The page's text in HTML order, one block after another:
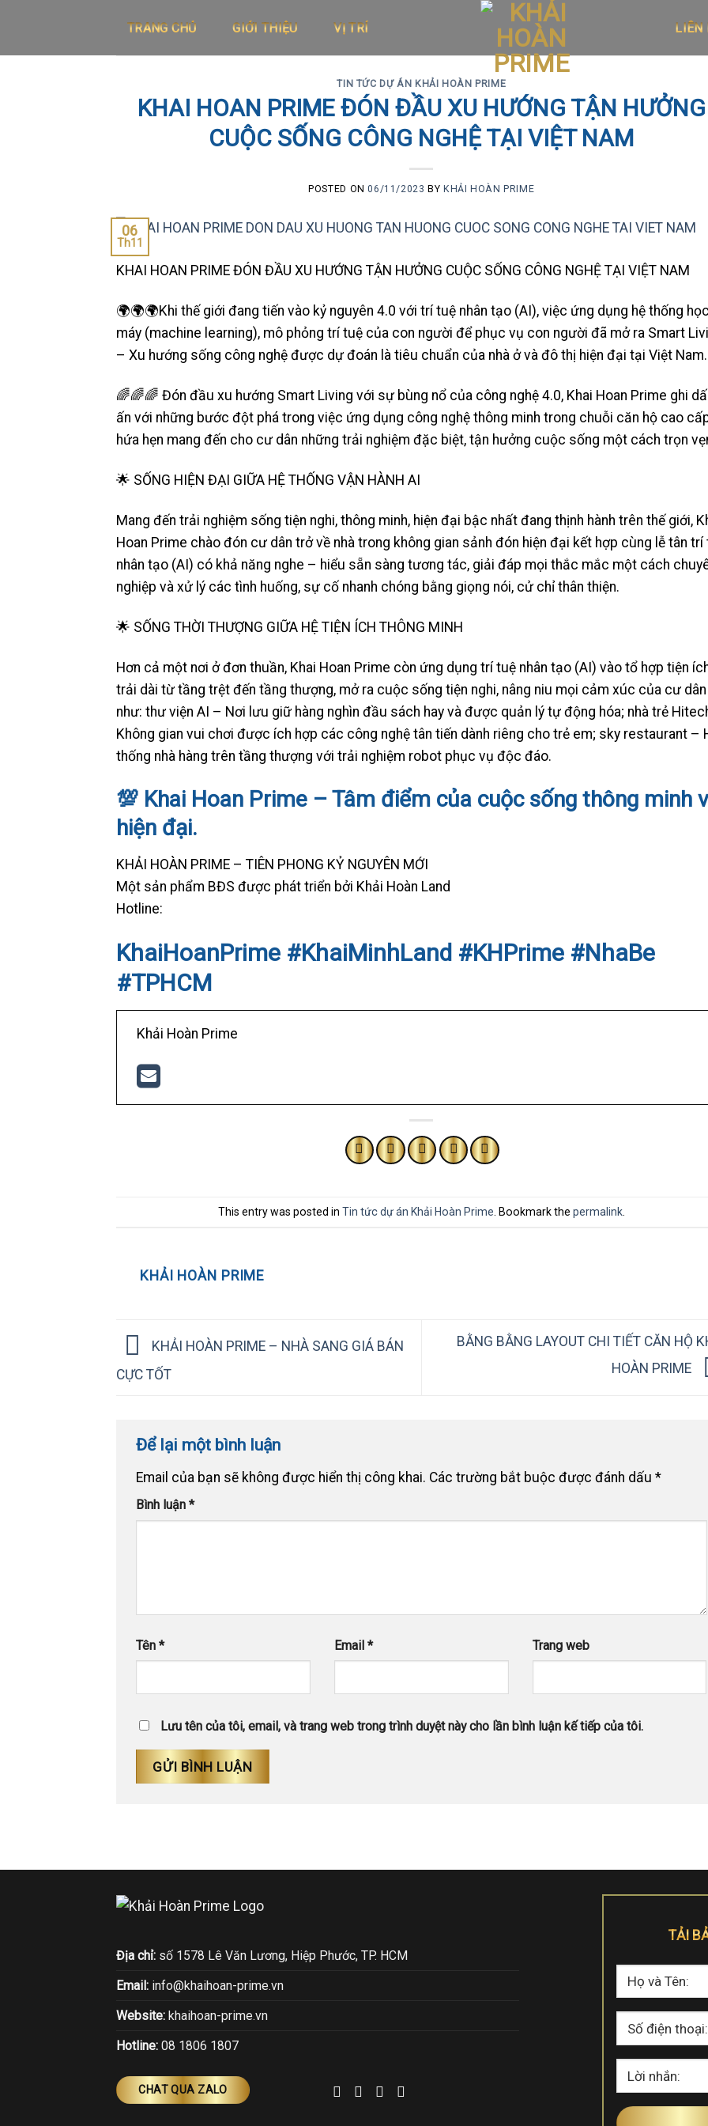
content
TRANG CHỦ GIỚI THIỆU VỊ TRÍ LIÊN
TIN TỨC DỰ ÁN KHẢI HOÀN PRIME
KHAI HOAN PRIME ĐÓN ĐẦU XU HƯỚNG TẬN HƯỞNG
CUỘC SỐNG CÔNG NGHỆ TẠI VIỆT NAM
POSTED ON06/11/2023 BY KHẢI HOÀN PRIME
06
Th11
KHAI HOAN PRIME ĐÓN ĐẦU XU HƯỚNG TẬN HƯỞNG CUỘC SỐNG CÔNG NGHỆ TẠI VIỆT NAM
🌍🌍🌍Khi thế giới đang tiến vào kỷ nguyên 4.0 với trí tuệ nhân tạo (AI), việc ứng dụng hệ thống
máy (machine learning), mô phỏng trí tuệ của con người để phục vụ con người đã mở ra Smart
– Xu hướng sống công nghệ được dự đoán là tiêu chuẩn của nhà ở và đô thị hiện đại tại Việt Nam.
🌈🌈🌈 Đón đầu xu hướng Smart Living với sự bùng nổ của công nghệ 4.0, Khai Hoan Prime ghi
ấn với những bước đột phá trong việc ứng dụng công nghệ thông minh trong chuỗi căn hộ cao
hứa hẹn mang đến cho cư dân những trải nghiệm đặc biệt, tận hưởng cuộc sống một cách trọn
🌟 SỐNG HIỆN ĐẠI GIỮA HỆ THỐNG VẬN HÀNH AI
Mang đến trải nghiệm sống tiện nghi, thông minh, hiện đại bậc nhất đang thịnh hành trên thế giới,
Hoan Prime chào đón cư dân trở về nhà trong không gian sảnh đón hiện đại kết hợp cùng lễ tân trí
nhân tạo (AI) có khả năng nghe – hiểu sẵn sàng tương tác, giải đáp mọi thắc mắc một cách
nghiệp và xử lý các tình huống, sự cố nhanh chóng bằng giọng nói, cử chỉ thân thiện.
🌟 SỐNG THỜI THƯỢNG GIỮA HỆ TIỆN ÍCH THÔNG MINH
Hơn cả một nơi ở đơn thuần, Khai Hoan Prime còn ứng dụng trí tuệ nhân tạo (AI) vào tổ hợp tiện
trải dài từ tầng trệt đến tầng thượng, mở ra cuộc sống tiện nghi, nâng niu mọi cảm xúc của cư dân
như: thư viện AI – Nơi lưu giữ hàng nghìn đầu sách hay và được quản lý tự động hóa; nhà trẻ
Không gian vui chơi được ích hợp các công nghệ tân tiến dành riêng cho trẻ em; sky restaurant –
thống nhà hàng trên tầng thượng với trải nghiệm robot phục vụ độc đáo.
💯 Khai Hoan Prime – Tâm điểm của cuộc sống thông minh
hiện đại.
KHẢI HOÀN PRIME – TIÊN PHONG KỶ NGUYÊN MỚI
Một sản phẩm BĐS được phát triển bởi Khải Hoàn Land
Hotline:
KhaiHoanPrime #KhaiMinhLand #KHPrime #NhaBe
#TPHCM
Khải Hoàn Prime
This entry was posted in Tin tức dự án Khải Hoàn Prime . Bookmark the permalink.
KHẢI HOÀN PRIME
KHẢI HOÀN PRIME – NHÀ SANG GIÁ BÁN
CỰC TỐT
BẰNG BẰNG LAYOUT CHI TIẾT CĂN HỘ
HOÀN PRIME
Để lại một bình luận
Email của bạn sẽ không được hiển thị công khai. Các trường bắt buộc được đánh dấu *
Bình luận *
Tên * Email * Trang web
Lưu tên của tôi, email, và trang web trong trình duyệt này cho lần bình luận kế tiếp của tôi.
Địa chỉ: số 1578 Lê Văn Lương, Hiệp Phước, TP. HCM
Email: info@khaihoan-prime.vn
Website: khaihoan-prime.vn
Hotline: 08 1806 1807
CHAT QUA ZALO
TẢI